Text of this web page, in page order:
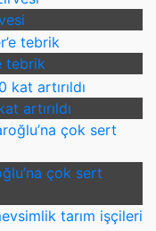
tebrik
artırıldı
çok sert